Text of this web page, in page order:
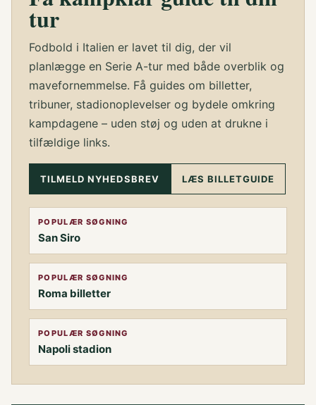
tur
Fodbold i Italien er lavet til dig, der vil
planlægge en Serie A-tur med både overblik og
mavefornemmelse. Få guides om billetter,
tribuner, stadionoplevelser og bydele omkring
kampdagene – uden støj og uden at drukne i
tilfældige links.
TILMELD NYHEDSBREV LÆS BILLETGUIDE
POPULÆR SØGNING
San Siro
POPULÆR SØGNING
Roma billetter
POPULÆR SØGNING
Napoli stadion